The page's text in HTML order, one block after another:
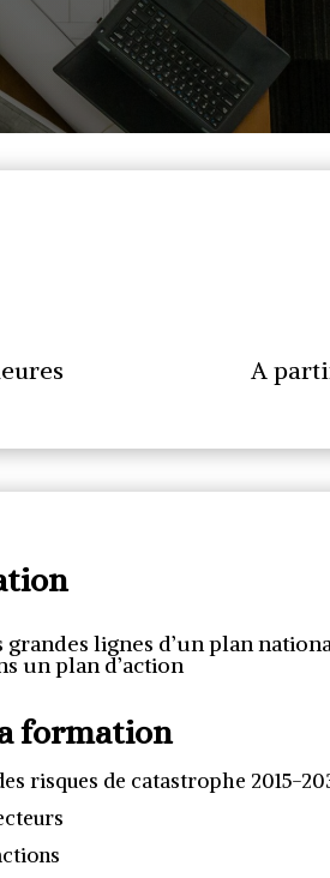
A
lignes d’un plan
un plan d’action
formation
risques de catastrophe 2015-